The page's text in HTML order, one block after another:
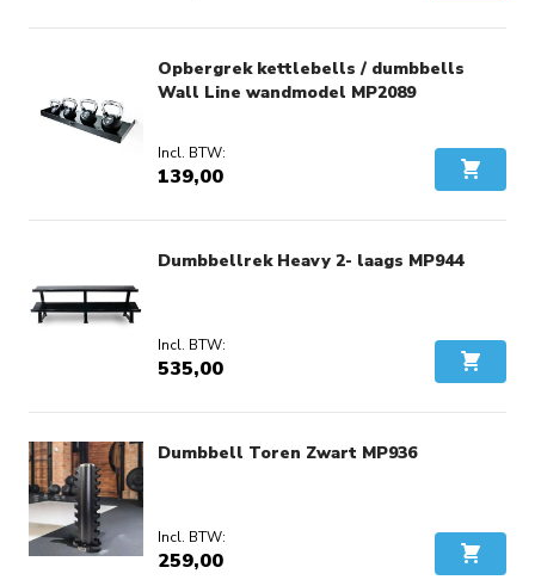
Opbergrek kettlebells / dumbbells
Wall Line wandmodel MP2089
139,00 In
Dumbbellrek Heavy 2- laags MP944
535,00 In
Dumbbell Toren Zwart MP936
259,00 In